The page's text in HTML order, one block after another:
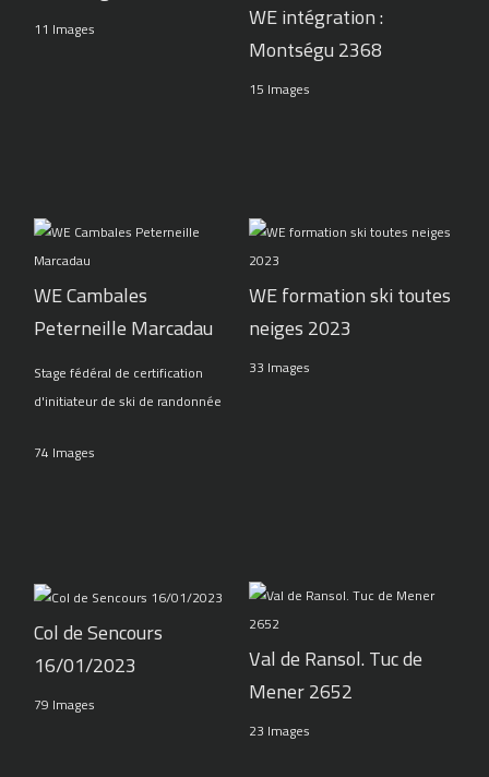
11 Images
WE intégration :
Montségu 2368
15 Images
WE Cambales
Peterneille Marcadau
Stage fédéral de certification
d'initiateur de ski de randonnée
74 Images
WE formation ski toutes
neiges 2023
33 Images
Col de Sencours
16/01/2023
79 Images
Val de Ransol. Tuc de
Mener 2652
23 Images